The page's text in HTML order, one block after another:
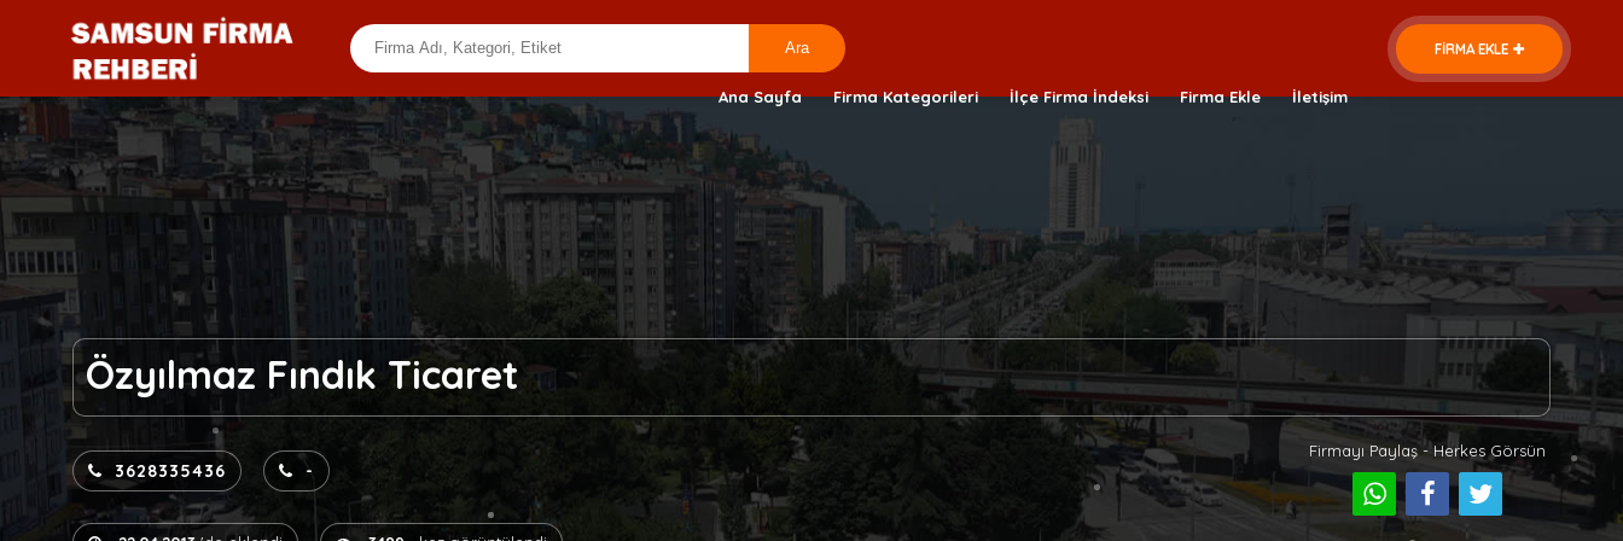
FİRMA EKLE
Ana Sayfa Firma Kategorileri İlçe Firma İndeksi Firma Ekle İletişim
Özyılmaz Fındık Ticaret
3628335436 -
Firmayı Paylaş - Herkes Görsün